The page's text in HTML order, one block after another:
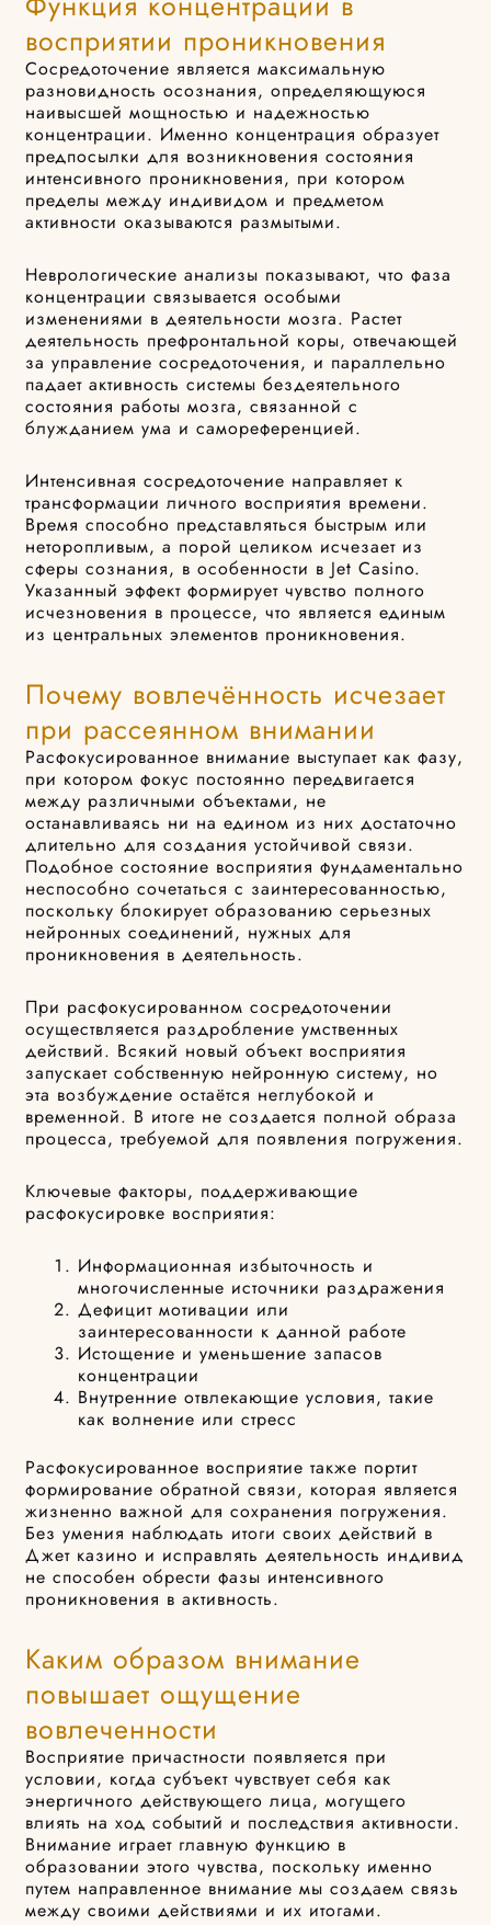
восприятии проникновения
Сосредоточение является максимальную
разновидность осознания, определяющуюся
наивысшей мощностью и надежностью
концентрации. Именно концентрация образует
предпосылки для возникновения состояния
интенсивного проникновения, при котором
пределы между индивидом и предметом
активности оказываются размытыми.
Неврологические анализы показывают, что фаза
концентрации связывается особыми
изменениями в деятельности мозга. Растет
деятельность префронтальной коры, отвечающей
за управление сосредоточения, и параллельно
падает активность системы бездеятельного
состояния работы мозга, связанной с
блужданием ума и самореференцией.
Интенсивная сосредоточение направляет к
трансформации личного восприятия времени.
Время способно представляться быстрым или
неторопливым, а порой целиком исчезает из
сферы сознания, в особенности в Jet Casino.
Указанный эффект формирует чувство полного
исчезновения в процессе, что является единым
из центральных элементов проникновения.
Почему вовлечённость исчезает
при рассеянном внимании
Расфокусированное внимание выступает как фазу,
при котором фокус постоянно передвигается
между различными объектами, не
останавливаясь ни на едином из них достаточно
длительно для создания устойчивой связи.
Подобное состояние восприятия фундаментально
неспособно сочетаться с заинтересованностью,
поскольку блокирует образованию серьезных
нейронных соединений, нужных для
проникновения в деятельность.
При расфокусированном сосредоточении
осуществляется раздробление умственных
действий. Всякий новый объект восприятия
запускает собственную нейронную систему, но
эта возбуждение остаётся неглубокой и
временной. В итоге не создается полной образа
процесса, требуемой для появления погружения.
Ключевые факторы, поддерживающие
расфокусировке восприятия:
Информационная избыточность и
многочисленные источники раздражения
Дефицит мотивации или
заинтересованности к данной работе
Истощение и уменьшение запасов
концентрации
Внутренние отвлекающие условия, такие
как волнение или стресс
Расфокусированное восприятие также портит
формирование обратной связи, которая является
жизненно важной для сохранения погружения.
Без умения наблюдать итоги своих действий в
Джет казино и исправлять деятельность индивид
не способен обрести фазы интенсивного
проникновения в активность.
Каким образом внимание
повышает ощущение
вовлеченности
Восприятие причастности появляется при
условии, когда субъект чувствует себя как
энергичного действующего лица, могущего
влиять на ход событий и последствия активности.
Внимание играет главную функцию в
образовании этого чувства, поскольку именно
путем направленное внимание мы создаем связь
между своими действиями и их итогами.